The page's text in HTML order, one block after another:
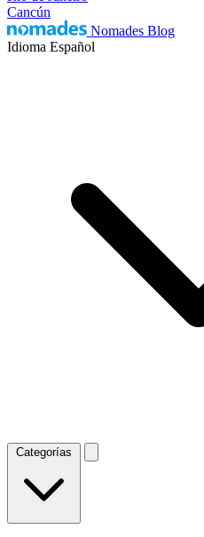
Cancún
Nomades Blog
Idioma Español
Categorías